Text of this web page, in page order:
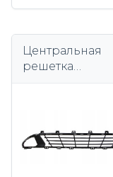
Центральная
решетка